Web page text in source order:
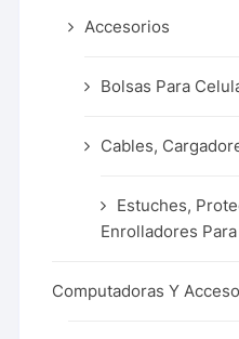
Accesorios
Bolsas Para
Cables,
Estuches,
Enrolladores
Computadoras Y